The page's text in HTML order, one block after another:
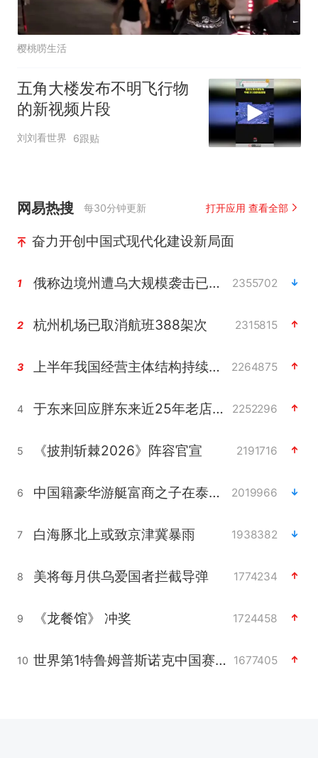
樱桃唠生活
五角大楼发布不明飞行物
的新视频片段
刘刘看世界 6跟贴
网易热搜 每30分钟更新 打开应用 查看全部
奋力开创中国式现代化建设新局面
1 俄称边境州遭乌大规模袭击已致13伤 2355702
2 杭州机场已取消航班388架次 2315815
3 上半年我国经营主体结构持续优化 2264875
4 于东来回应胖东来近25年老店年底关闭 2252296
5 《披荆斩棘2026》阵容官宣 2191716
6 中国籍豪华游艇富商之子在泰国被杀 2019966
7 白海豚北上或致京津冀暴雨 1938382
8 美将每月供乌爱国者拦截导弹 1774234
9 《龙餐馆》 冲奖 1724458
10 世界第1特鲁姆普斯诺克中国赛一轮游 1677405